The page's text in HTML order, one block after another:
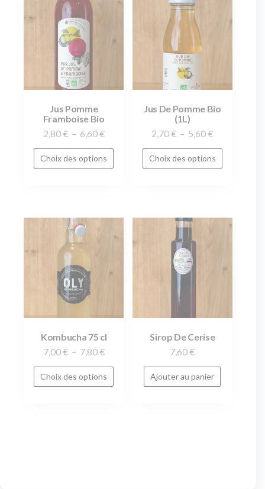
Jus Pomme
Framboise Bio
2,80 € – 6,60 €
Choix des options
Jus De Pomme Bio
(1L)
2,70 € – 5,60 €
Choix des options
Kombucha 75 cl
7,00 € – 7,80 €
Choix des options
Sirop De Cerise
7,60 €
Ajouter au panier